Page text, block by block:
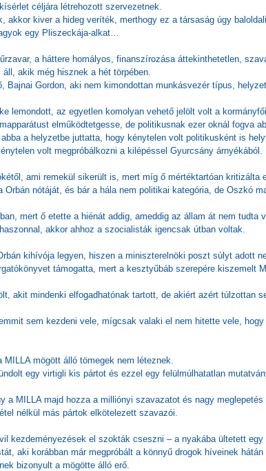
céljára létrehozott szervezetnek.
akkor kiver a hideg veríték, merthogy ez a társaság úgy
egy Pliszeckája-alkat…
a háttere homályos, finanszírozása áttekinthetetlen,
akik még hisznek a hét törpében.
Bajnai Gordon, aki nem kimondottan munkásvezér típus,
lemondott, az egyetlen komolyan vehető jelölt volt a
elműködtetgesse, de politikusnak ezer oknál fogva
a helyzetbe juttatta, hogy kénytelen volt politikusként is
volt megpróbálkozni a kilépéssel Gyurcsány árnyékából.
ami remekül sikerült is, mert míg ő mértéktartóan kritizálta
nótáját, és bár a hála nem politikai kategória, de Oszkó
mert ő etette a hiénát addig, ameddig az állam át nem tudta
akkor ahhoz a szocialisták igencsak útban voltak.
kihívója legyen, hiszen a miniszterelnöki poszt súlyt adott
támogatta, mert a kesztyűbáb szerepére kiszemelt
akit mindenki elfogadhatónak tartott, de akiért azért túlzottan
sem kezdeni vele, mígcsak valaki el nem hitette vele,
mögött álló tömegek nem léteznek.
egy virtigli kis pártot és ezzel egy felülmúlhatatlan
a MILLA majd hozza a milliónyi szavazatot és nagy
nélkül más pártok elkötelezett szavazói.
kezdeményezések el szokták cseszni – a nyakába ültetett
aki korábban már megpróbált a könnyű drogok híveinek
bizonyult a mögötte álló erő.